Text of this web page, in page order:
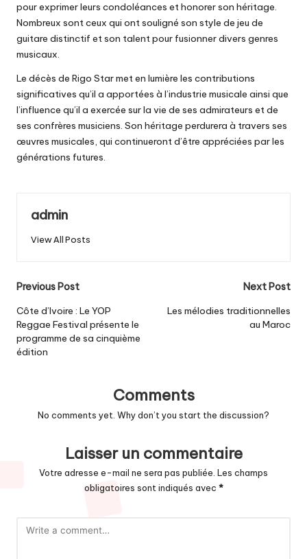
pour exprimer leurs condoléances et honorer son héritage.
Nombreux sont ceux qui ont souligné son style de jeu de
guitare distinctif et son talent pour fusionner divers genres
musicaux.
Le décès de Rigo Star met en lumière les contributions
significatives qu’il a apportées à l’industrie musicale ainsi que
l’influence qu’il a exercée sur la vie de ses admirateurs et de
ses confrères musiciens. Son héritage perdurera à travers ses
œuvres musicales, qui continueront d’être appréciées par les
générations futures.
admin
View All Posts
Post
navigation
Previous Post
Côte d’Ivoire : Le YOP
Reggae Festival présente le
programme de sa cinquième
édition
Next Post
Les mélodies traditionnelles
au Maroc
Comments
No comments yet. Why don’t you start the discussion?
Laisser un commentaire
Votre adresse e-mail ne sera pas publiée. Les champs
obligatoires sont indiqués avec *